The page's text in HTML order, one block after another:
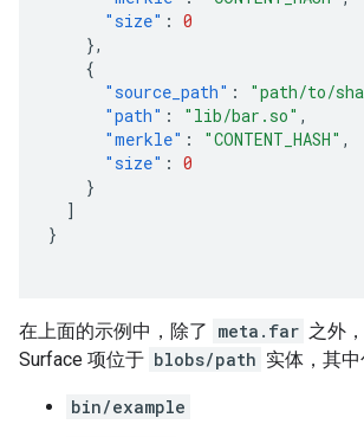
"size" : 0
},
{
"source_path" : "path/to/
"path" : "lib/bar.so" ,
"merkle" : "CONTENT_HASH" ,
"size" : 0
}
]
}
在上面的示例中，除了 meta.far 之外
Surface 项位于 blobs/path 实体，其中
bin/example